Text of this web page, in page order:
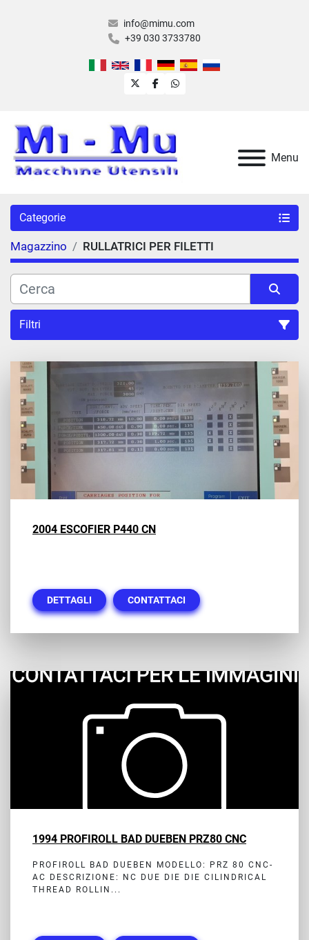
info@mimu.com
+39 030 3733780
twitterfacebookwhatsapp
Menu
Categorie
Magazzino RULLATRICI PER FILETTI
Filtri
Ordina per
2004 ESCOFIER P440 CN
DETTAGLI CONTATTACI
1994 PROFIROLL BAD DUEBEN PRZ80 CNC
PROFIROLL BAD DUEBEN MODELLO: PRZ 80 CNC-
AC DESCRIZIONE: NC DUE DIE DIE CILINDRICAL
THREAD ROLLIN...